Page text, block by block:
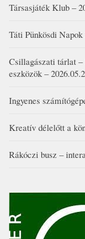
Társasjáték Klub –
Táti Pünkösdi Napok
Csillagászati tárlat
eszközök –
Ingyenes
Kreatív délelőtt a
Rákóczi busz –